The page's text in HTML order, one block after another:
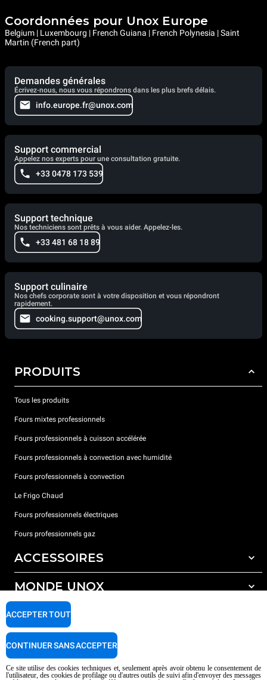
Coordonnées pour Unox Europe
Belgium | Luxembourg | French Guiana | French Polynesia | Saint
Martin (French part)
Demandes générales
Écrivez-nous, nous vous répondrons dans les plus brefs délais.
info.europe.fr@unox.com
Support commercial
Appelez nos experts pour une consultation gratuite.
+33 0478 173 539
Support technique
Nos techniciens sont prêts à vous aider. Appelez-les.
+33 481 68 18 89
Support culinaire
Nos chefs corporate sont à votre disposition et vous répondront
rapidement.
cooking.support@unox.com
PRODUITS
Tous les produits
Fours mixtes professionnels
Fours professionnels à cuisson accélérée
Fours professionnels à convection avec humidité
Fours professionnels à convection
Le Frigo Chaud
Fours professionnels électriques
Fours professionnels gaz
ACCESSOIRES
Tous les accessoires
Détergents pour lavage automatique
Détergents pour lavage manuel
Traitement de l'eau avec filtres à résine
MONDE UNOX
Nos bureaux dans le monde
SUPPORT
Garantie Unox
Ce site utilise des cookies techniques et, seulement après avoir obtenu le consentement de
l'utilisateur, des cookies de profilage ou d'autres outils de suivi afin d'envoyer des messages
ACCEPTER TOUT
CONTINUER SANS ACCEPTER